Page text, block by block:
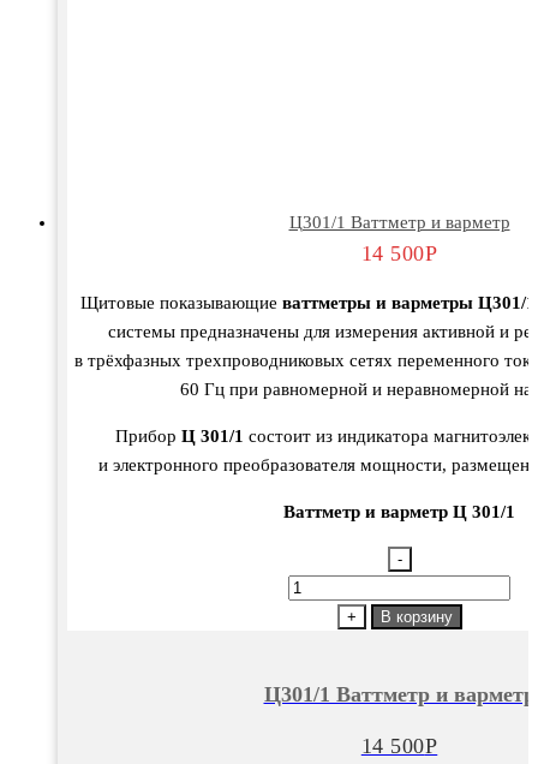
Ц301/1 Ваттметр и варметр
14 500Р
Щитовые показывающие ваттметры и варметры Ц301/1
системы предназначены для измерения активной и
в трёхфазных трехпроводниковых сетях переменного
60 Гц при равномерной и неравномерной
Прибор Ц 301/1 состоит из индикатора
и электронного преобразователя мощности,
Ваттметр и варметр Ц 301/1
-
Количество
и
+ В корзину
Ц301/1 Ваттметр и варметр
14 500Р